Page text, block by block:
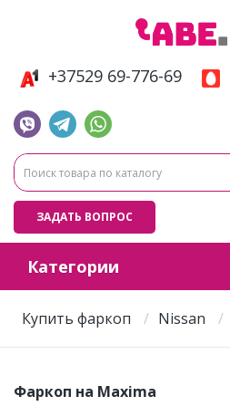
+37529 69-776-69
ЗАДАТЬ ВОПРОС
Категории
Купить фаркоп Nissan
Фаркоп на Maxima